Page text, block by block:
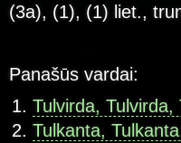
(3a), (1), (1) liet.,
Panašūs vardai:
Tulvirda, Tulvirda,
Tulkanta,